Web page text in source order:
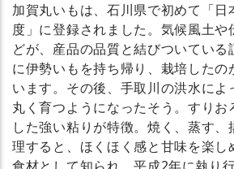
加賀丸いもは、石川県で初めて「日
度」に登録されました。気候風土や
どが、産品の品質と結びついてい
に伊勢いもを持ち帰り、栽培したの
います。その後、手取川の洪水によ
丸く育つようになったそう。すりお
した強い粘りが特徴。焼く、蒸す
理すると、ほくほく感と甘味を楽し